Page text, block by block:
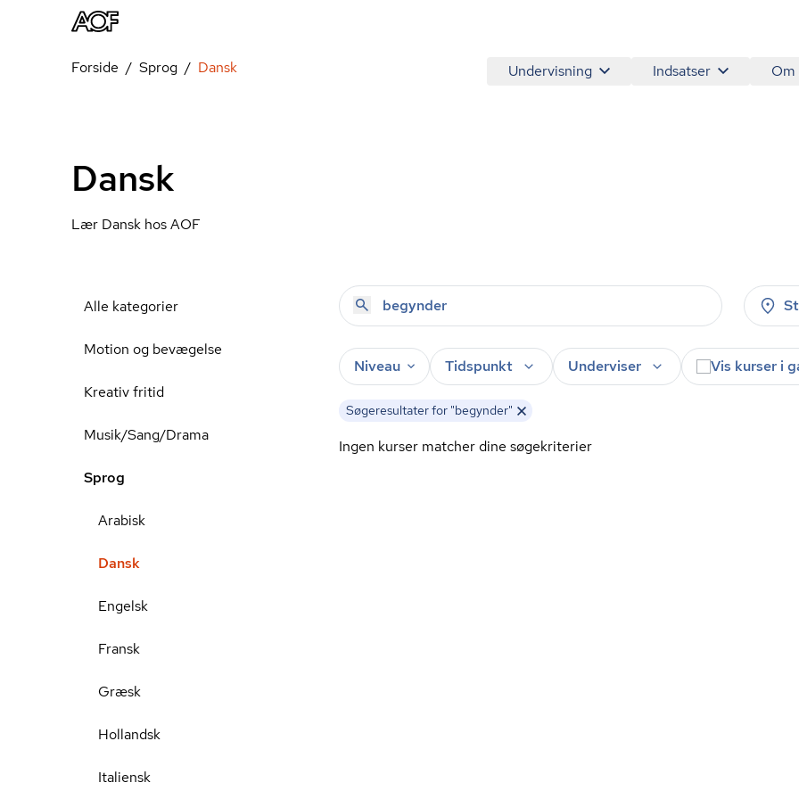
Undervisning Indsatser Om
Forside Sprog Dansk
Dansk
Lær Dansk hos AOF
Alle kategorier
Motion og bevægelse
Kreativ fritid
Musik/Sang/Drama
Sprog
Arabisk
Dansk
Engelsk
Fransk
Græsk
Hollandsk
Italiensk
Niveau Tidspunkt Underviser Vis kurser i
Søgeresultater for "begynder"
Ingen kurser matcher dine søgekriterier